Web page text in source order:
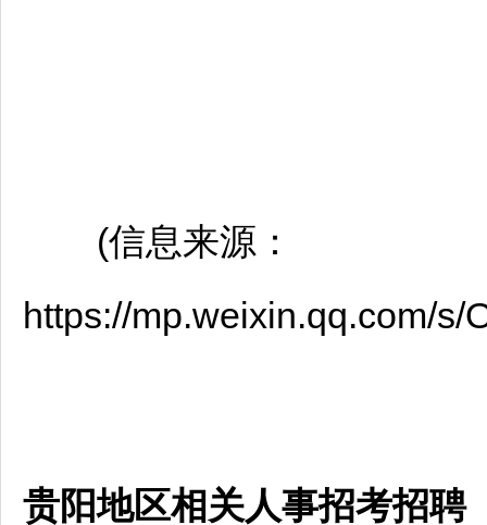
(信息来源：
https://mp.weixin.qq.com/
贵阳地区相关人事招考招聘